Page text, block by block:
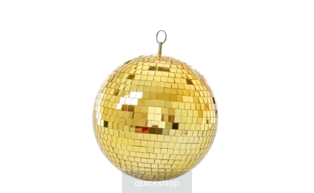
quickshop